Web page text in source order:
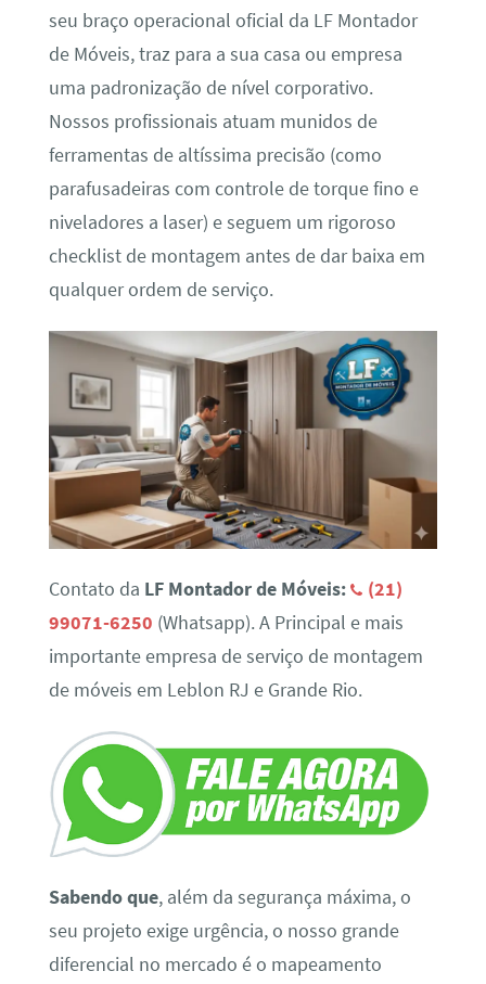
seu braço operacional oficial da LF Montador
de Móveis, traz para a sua casa ou empresa
uma padronização de nível corporativo.
Nossos profissionais atuam munidos de
ferramentas de altíssima precisão (como
parafusadeiras com controle de torque fino e
niveladores a laser) e seguem um rigoroso
checklist de montagem antes de dar baixa em
qualquer ordem de serviço.
Contato da LF Montador de Móveis:
(21)
99071-6250 (Whatsapp). A Principal e mais
importante empresa de serviço de montagem
de móveis em Leblon RJ e Grande Rio.
Sabendo que, além da segurança máxima, o
seu projeto exige urgência, o nosso grande
diferencial no mercado é o mapeamento